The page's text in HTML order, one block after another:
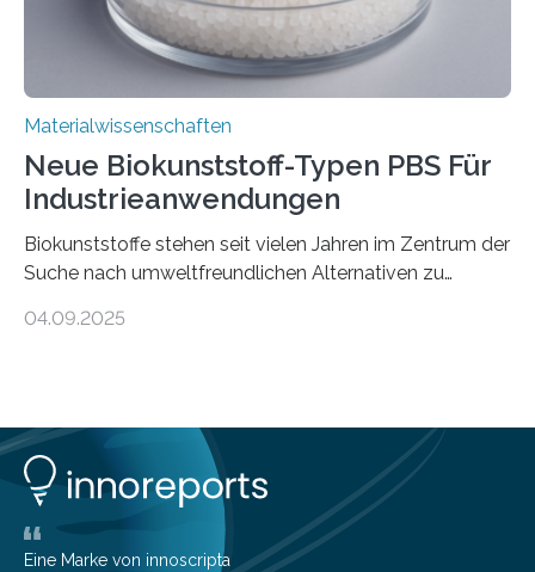
Materialwissenschaften
Neue Biokunststoff-Typen PBS Für
Industrieanwendungen
Biokunststoffe stehen seit vielen Jahren im Zentrum der
Suche nach umweltfreundlichen Alternativen zu
an fossilen Rohstoffen reduzieren, schonen Ressourcen
lassen. Genau daran arbeitet das Fraunhofer-Institut für
Angewandte Polymerforschung IAP im Potsdam
Science Park und stellt seine Entwicklungen im Bereich
biobasierter und bioabbaubarer Kunststoffe auf der K
Messe 2025 vor, der internationalen…
04.09.2025
Eine Marke von innoscripta